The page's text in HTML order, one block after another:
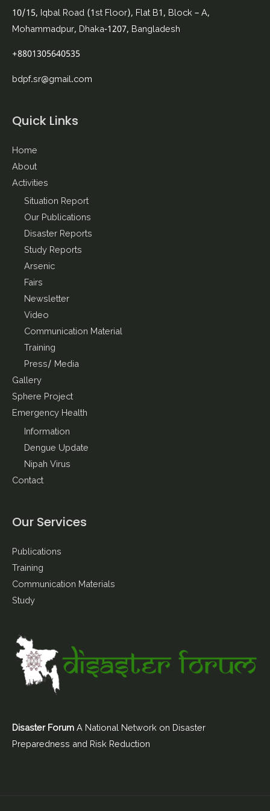
10/15, Iqbal Road (1st Floor), Flat B1, Block – A,
Mohammadpur, Dhaka-1207, Bangladesh
+8801305640535
bdpf.sr@gmail.com
Quick Links
Home
About
Activities
Situation Report
Our Publications
Disaster Reports
Study Reports
Arsenic
Fairs
Newsletter
Video
Communication Material
Training
Press/ Media
Gallery
Sphere Project
Emergency Health
Information
Dengue Update
Nipah Virus
Contact
Our Services
Publications
Training
Communication Materials
Study
Disaster Forum A National Network on Disaster
Preparedness and Risk Reduction